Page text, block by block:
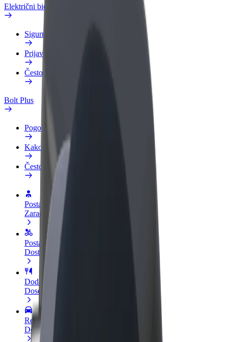
Električni bicikli
Sigurnosni laboratorij
Prijavi problem
Često postavljana pitanja
Bolt Plus
Pogodnosti
Kako se pridružiti
Često postavljana pitanja
Postani vozač
Zarađuj po vlastitim uvjetima
Postani dostavljač
Dostavljaj hranu i primaj tjedne isplate
Dodaj restoran ili trgovinu
Dosegni više kupaca i povećaj zaradu
Registriraj se kao vlasnik flote
Dodaj svoju flotu na Bolt i povećaj zaradu